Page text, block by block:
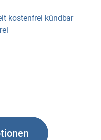
kostenfrei kündbar